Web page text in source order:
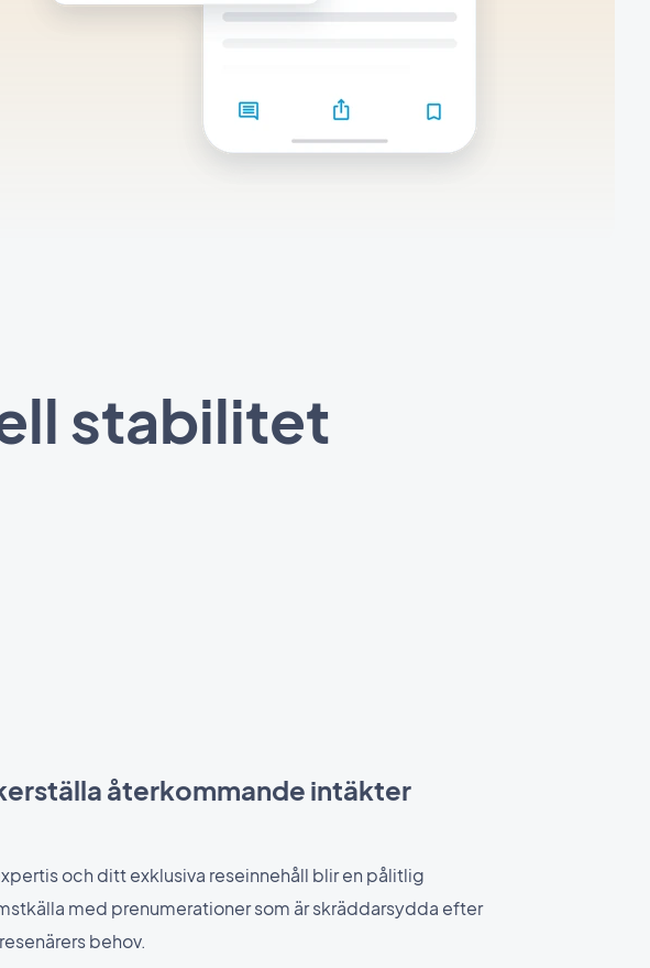
stabilitet
återkommande intäkter
och ditt exklusiva reseinnehåll blir en pålitlig
med prenumerationer som är skräddarsydda efter
behov.